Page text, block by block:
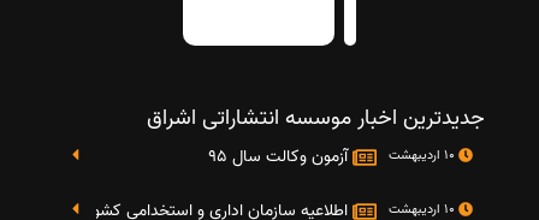
جدیدترین اخبار موسسه انتشاراتی اشراق
آزمون وکالت سال 95
اطلاعیه سازمان اداری و استخدامی کشور در خصوص